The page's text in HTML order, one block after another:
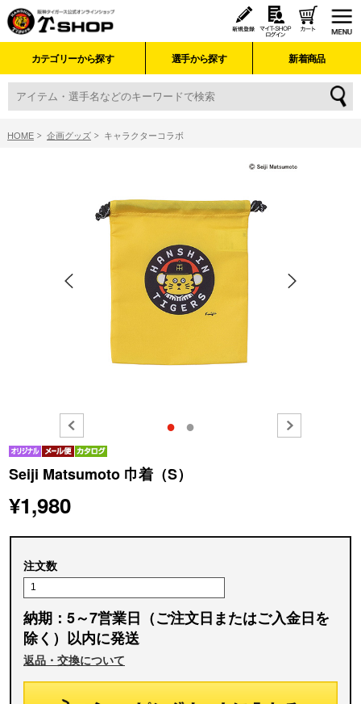
カテゴリーから探す 選手から探す 新着商品
HOME 企画グッズ キャラクターコラボ
● ●
Seiji Matsumoto 巾着（S）
¥1,980
注文数
納期：5～7営業日（ご注文日またはご入金日を
除く）以内に発送
返品・交換について